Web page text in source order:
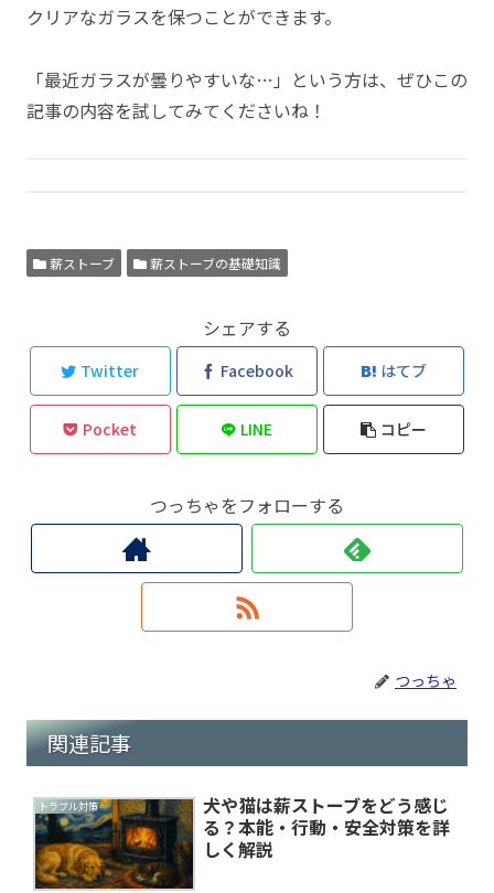
クリアなガラスを保つことができます。
「最近ガラスが曇りやすいな…」という方は、ぜひこの
記事の内容を試してみてくださいね！
薪ストーブ 薪ストーブの基礎知識
シェアする
Twitter Facebook はてブ
Pocket LINE コピー
つっちゃをフォローする
つっちゃ
関連記事
トラブル対策
犬や猫は薪ストーブをどう感じ
る？本能・行動・安全対策を詳
しく解説